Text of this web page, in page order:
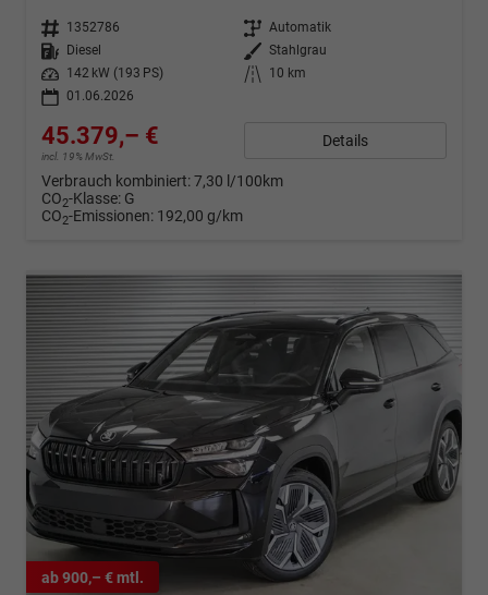
Fahrzeugnr. 1352786 Getriebe Automatik
Kraftstoff
Diesel Außenfarbe Stahlgrau
Leistung
142 kW (193 PS) Kilometerstand
10 km
01.06.2026
45.379,– €
incl. 19% MwSt.
Details
Verbrauch kombiniert:7,30 l/100km
CO2-Klasse: G
CO2-Emissionen: 192,00 g/km
ab 900,– € mtl.